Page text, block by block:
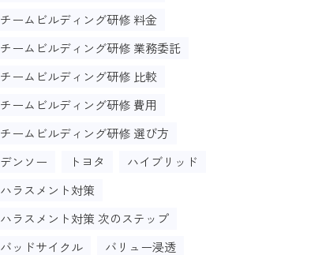
チームビルディング研修 料金
チームビルディング研修 業務委託
チームビルディング研修 比較
チームビルディング研修 費用
チームビルディング研修 選び方
デンソー
トヨタ
ハイブリッド
ハラスメント対策
ハラスメント対策 次のステップ
バッドサイクル
バリュー浸透